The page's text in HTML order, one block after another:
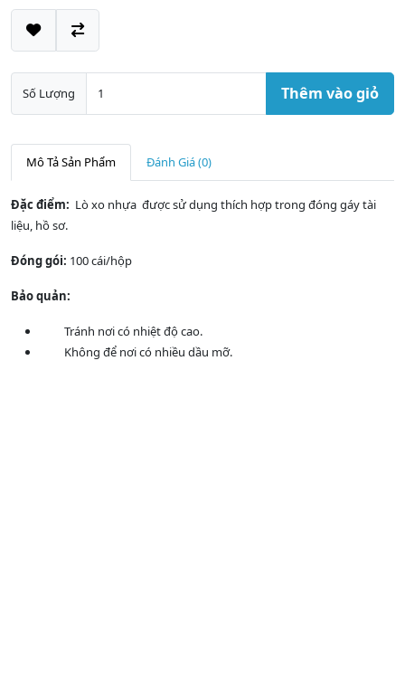
Số Lượng Thêm vào giỏ
Mô Tả Sản Phẩm Đánh Giá (0)
Đặc điểm: Lò xo nhựa được sử dụng thích hợp trong đóng gáy tài
liệu, hồ sơ.
Đóng gói: 100 cái/hộp
Bảo quản:
Tránh nơi có nhiệt độ cao.
Không để nơi có nhiều dầu mỡ.